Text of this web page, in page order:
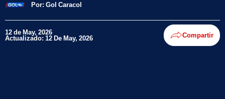
Por: Gol Caracol
12 de May, 2026
Actualizado: 12 De May, 2026 Compartir